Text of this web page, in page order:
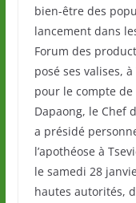
bien-être des
lancement dans
Forum des
posé ses valises,
pour le compte de
Dapaong, le Chef
a présidé
l’apothéose à
le samedi 28
hautes autorités,